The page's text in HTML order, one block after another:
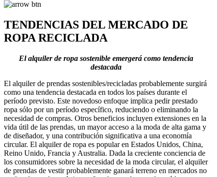
TENDENCIAS DEL MERCADO DE
ROPA RECICLADA
El alquiler de ropa sostenible emergerá como tendencia
destacada
El alquiler de prendas sostenibles/recicladas probablemente surgirá
como una tendencia destacada en todos los países durante el
período previsto. Este novedoso enfoque implica pedir prestado
ropa sólo por un período específico, reduciendo o eliminando la
necesidad de compras. Otros beneficios incluyen extensiones en la
vida útil de las prendas, un mayor acceso a la moda de alta gama y
de diseñador, y una contribución significativa a una economía
circular. El alquiler de ropa es popular en Estados Unidos, China,
Reino Unido, Francia y Australia. Dada la creciente conciencia de
los consumidores sobre la necesidad de la moda circular, el alquiler
de prendas de vestir probablemente ganará terreno en mercados no